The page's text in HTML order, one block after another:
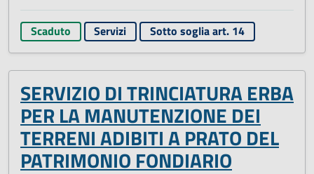
Scaduto Servizi Sotto soglia art. 14
SERVIZIO DI TRINCIATURA ERBA
PER LA MANUTENZIONE DEI
TERRENI ADIBITI A PRATO DEL
PATRIMONIO FONDIARIO